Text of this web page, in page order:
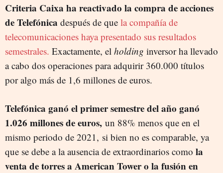
Criteria Caixa ha reactivado la compra de acciones
de Telefónica después de que la compañía de
telecomunicaciones haya presentado sus resultados
semestrales. Exactamente, el holding inversor ha llevado
a cabo dos operaciones para adquirir 360.000 títulos
por algo más de 1,6 millones de euros.
Telefónica ganó el primer semestre del año ganó
1.026 millones de euros, un 88% menos que en el
mismo periodo de 2021, si bien no es comparable, ya
que se debe a la ausencia de extraordinarios como la
venta de torres a American Tower o la fusión en